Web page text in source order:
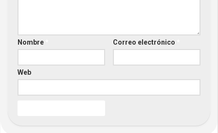
Nombre Correo electrónico
Web